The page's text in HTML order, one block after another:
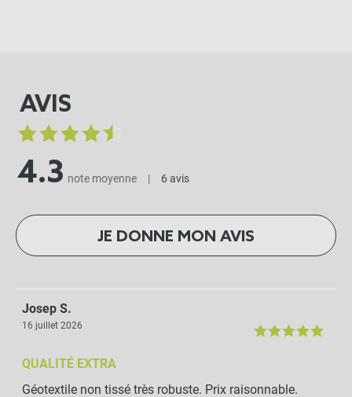
AVIS
4.3 note moyenne | 6 avis
JE DONNE MON AVIS
Josep S.
16 juillet 2026
QUALITÉ EXTRA
Géotextile non tissé très robuste. Prix raisonnable.